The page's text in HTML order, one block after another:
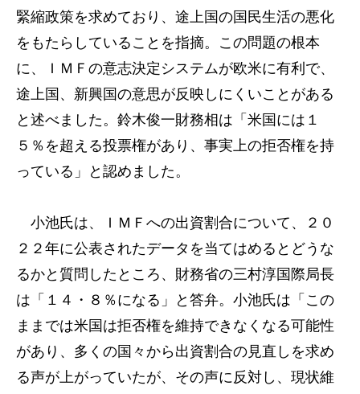
緊縮政策を求めており、途上国の国民生活の悪化
をもたらしていることを指摘。この問題の根本
に、ＩＭＦの意志決定システムが欧米に有利で、
途上国、新興国の意思が反映しにくいことがある
と述べました。鈴木俊一財務相は「米国には１
５％を超える投票権があり、事実上の拒否権を持
っている」と認めました。
小池氏は、ＩＭＦへの出資割合について、２０
２２年に公表されたデータを当てはめるとどうな
るかと質問したところ、財務省の三村淳国際局長
は「１４・８％になる」と答弁。小池氏は「この
ままでは米国は拒否権を維持できなくなる可能性
があり、多くの国々から出資割合の見直しを求め
る声が上がっていたが、その声に反対し、現状維